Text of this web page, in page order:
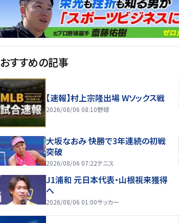
おすすめの記事
【速報】村上宗隆出場 Wソックス戦
2026/08/06 08:10野球
大坂なおみ 快勝で3年連続の初戦
突破
2026/08/06 07:22テニス
J1浦和 元日本代表・山根視来獲得
へ
2026/08/06 01:00サッカー